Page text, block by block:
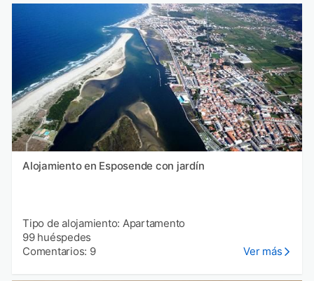
Alojamiento en Esposende con jardín
Tipo de alojamiento: Apartamento
99 huéspedes
Comentarios: 9
Ver más